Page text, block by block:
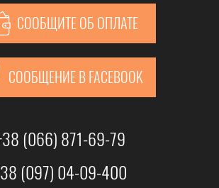
СООБЩИТЕ ОБ ОПЛАТЕ
СООБЩЕНИЕ В FACEBOOK
(066) 871-69-79
(097) 04-09-400